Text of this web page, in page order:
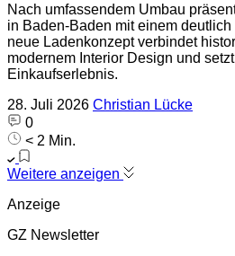
Nach umfassendem Umbau
in Baden-Baden mit einem
neue Ladenkonzept verbindet
modernem Interior Design und
Einkaufserlebnis.
28. Juli 2026 Christian Lücke
0
< 2 Min.
Weitere anzeigen
Anzeige
GZ Newsletter